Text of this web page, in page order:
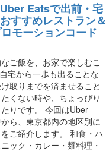
Eatsで出前・宅
すすめレストラン＆
モーションコード
ご飯を、お家で楽しむこ
宅から一歩も出ることな
取りまでを済ませること
くない時や、ちょっぴり
りです。 今回はUber
ら、東京都内の地区別に
ご紹介します。 和食・ハ
ック・カレー・麺料理・